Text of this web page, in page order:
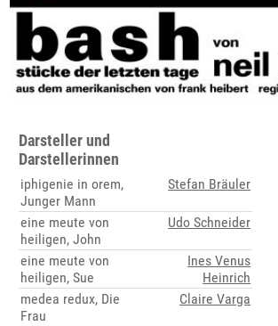
Darsteller und
Darstellerinnen
iphigenie in orem,
Junger Mann
Stefan Bräuler
eine meute von
heiligen, John
Udo Schneider
eine meute von
heiligen, Sue
Ines Venus
Heinrich
medea redux, Die
Frau
Claire Varga